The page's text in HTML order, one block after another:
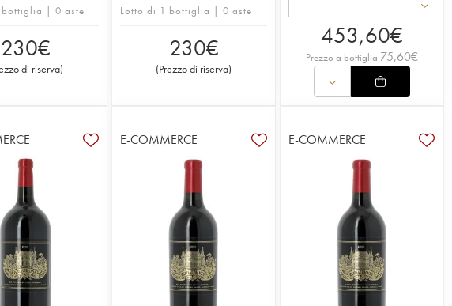
bottiglia | 0 aste
230€
di riserva)
Lotto di 1 bottiglia | 0 aste
230€
(Prezzo di riserva)
453,60€
Prezzo a bottiglia 75,60€
E-COMMERCE E-COMMERCE